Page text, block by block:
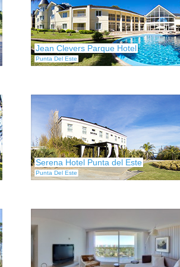
Jean Clevers Parque Hotel
Punta Del Este
Serena Hotel Punta del Este
Punta Del Este